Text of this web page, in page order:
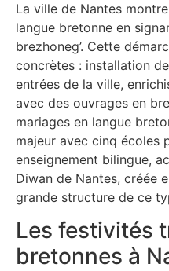
La ville de Nantes
langue bretonne en
brezhoneg’. Cette
concrètes : installation
entrées de la ville,
avec des ouvrages en
mariages en langue
majeur avec cinq écoles
enseignement bilingue,
Diwan de Nantes, créée
grande structure de ce
Les festivités
bretonnes à